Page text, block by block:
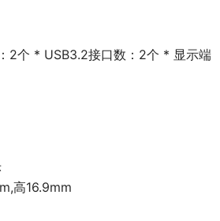
2个 * USB3.2接口数：2个 * 显示端
高16.9mm